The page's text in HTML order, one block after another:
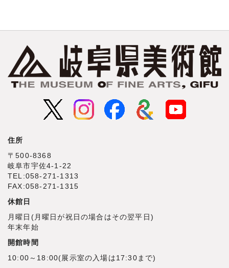
住所
〒500‐8368
岐阜市宇佐4‐1‐22
TEL:058-271-1313
FAX:058-271-1315
休館日
月曜日(月曜日が祝日の場合はその翌平日)
年末年始
開館時間
10:00～18:00(展示室の入場は17:30まで)